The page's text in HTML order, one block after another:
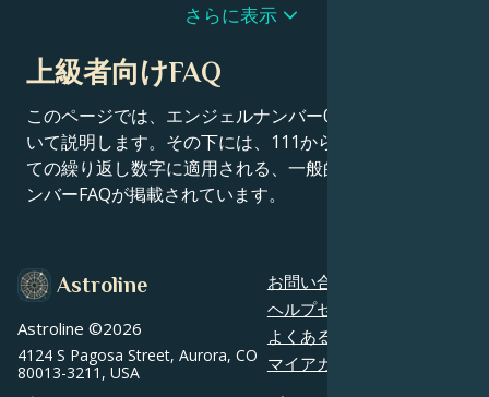
11111 エンジェルナンバー
1115 エンジェルナンバー
1117 エンジェルナンバー
1119 エンジェルナンバー
112 エンジェルナンバー
115 エンジェルナンバー
116 エンジェルナンバー
119 エンジェルナンバー
12 エンジェルナンバー
121 エンジェルナンバー
1221 エンジェルナンバー
1255 エンジェルナンバー
13 エンジェルナンバー
131 エンジェルナンバー
1313 エンジェルナンバー
1331 エンジェルナンバー
1333 エンジェルナンバー
14 エンジェルナンバー
さらに表示
上級者向けFAQ
このページでは、エンジェルナンバー0707の意味につ
いて説明します。その下には、111から9999までのすべ
ての繰り返し数字に適用される、一般的なエンジェルナ
ンバーFAQが掲載されています。
Astroline
Astroline ©2026
4124 S Pagosa Street, Aurora, CO
80013-3211, USA
お問い合わせ
ヘルプセンター
よくあるご質問
マイアカウント